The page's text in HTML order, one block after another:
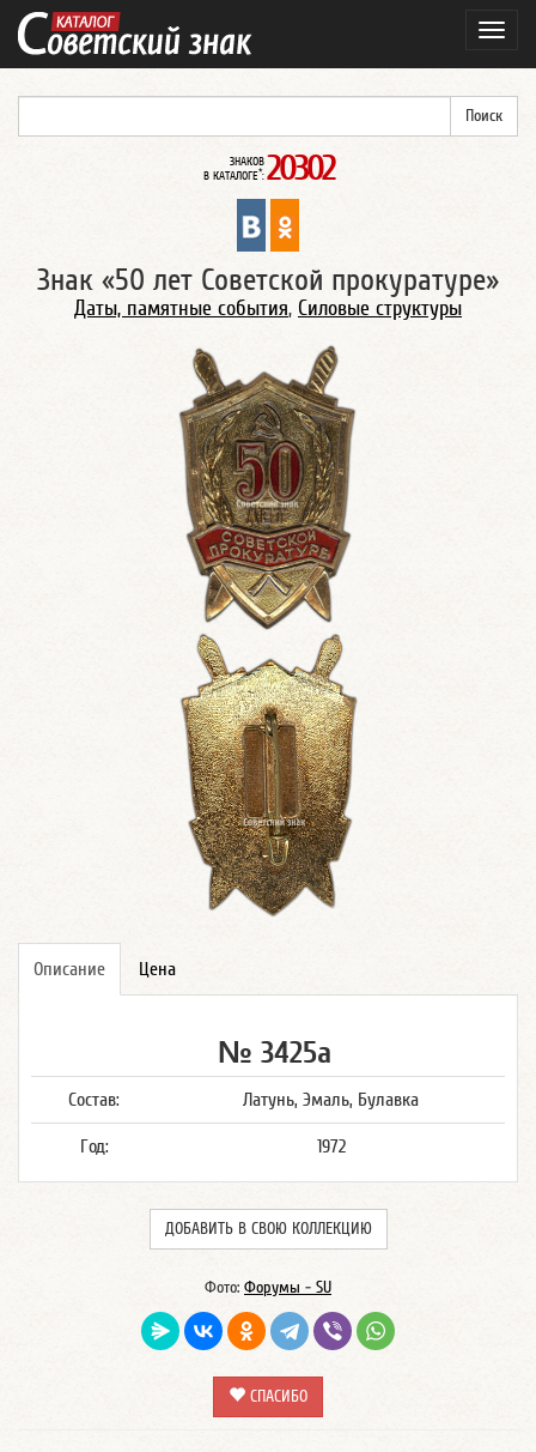
ЗНАКОВ
В КАТАЛОГЕ*: 20302
Знак «50 лет Советской прокуратуре»
Даты, памятные события, Силовые структуры
Описание Цена
№ 3425а
Состав: Латунь, Эмаль, Булавка
Год: 1972
ДОБАВИТЬ В СВОЮ КОЛЛЕКЦИЮ
Фото: Форумы - SU
СПАСИБО